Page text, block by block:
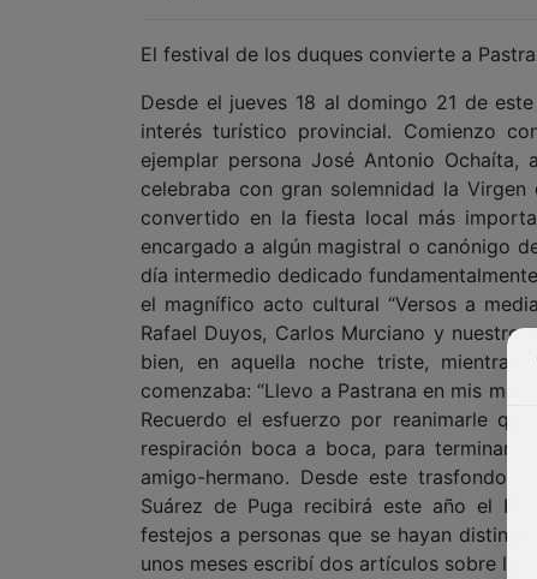
El festival de los duques convierte a
Desde el jueves 18 al domingo 21 de
interés turístico provincial. Comienzo
ejemplar persona José Antonio
celebraba con gran solemnidad la
convertido en la fiesta local más
encargado a algún magistral o canónigo
día intermedio dedicado
el magnífico acto cultural “Versos a
Rafael Duyos, Carlos Murciano y nuestro
bien, en aquella noche triste, mientras
comenzaba: “Llevo a Pastrana en mis
Recuerdo el esfuerzo por reanimarle
respiración boca a boca, para terminar
amigo-hermano. Desde este trasfondo
Suárez de Puga recibirá este año el
festejos a personas que se hayan
unos meses escribí dos artículos sobre